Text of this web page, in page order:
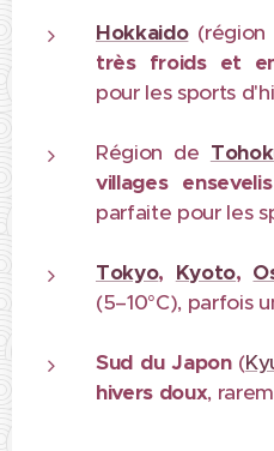
Hokkaido(région
très froids et
pour les sports
Région de
villages
parfaite pour les
Tokyo, Kyoto,
(5–10°C), parfois
Sud du Japon (
hivers doux,